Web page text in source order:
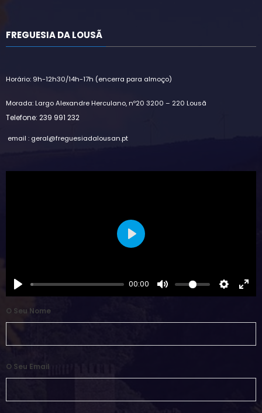
FREGUESIA DA LOUSÃ
Horário: 9h-12h30/14h-17h (encerra para almoço)
Morada: Largo Alexandre Herculano, nº20 3200 – 220 Lousã
Telefone: 239 991 232
email : geral@freguesiadalousan.pt
00:00
Play
O Seu Nome
O Seu Email